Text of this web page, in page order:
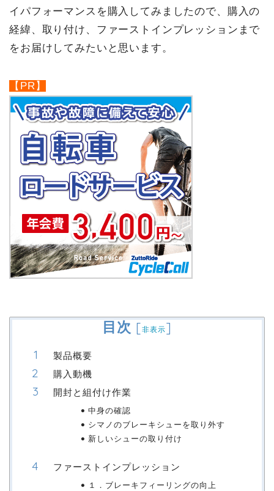
イパフォーマンスを購入してみましたので、購入の
経緯、取り付け、ファーストインプレッションまで
をお届けしてみたいと思います。
【PR】
目次 [非表示]
製品概要
購入動機
開封と組付け作業
中身の確認
シマノのブレーキシューを取り外す
新しいシューの取り付け
ファーストインプレッション
１．ブレーキフィーリングの向上